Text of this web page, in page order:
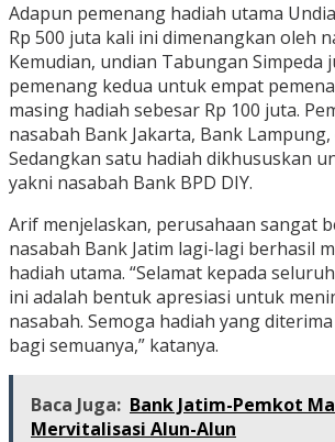
Adapun pemenang hadiah utama
Rp 500 juta kali ini dimenangkan oleh
Kemudian, undian Tabungan Simpeda
pemenang kedua untuk empat
masing hadiah sebesar Rp 100 juta.
nasabah Bank Jakarta, Bank Lampung,
Sedangkan satu hadiah dikhususkan
yakni nasabah Bank BPD DIY.
Arif menjelaskan, perusahaan sangat
nasabah Bank Jatim lagi-lagi berhasil
hadiah utama. “Selamat kepada
ini adalah bentuk apresiasi untuk
nasabah. Semoga hadiah yang
bagi semuanya,” katanya.
Baca Juga: Bank Jatim-Pemkot
Mervitalisasi Alun-Alun